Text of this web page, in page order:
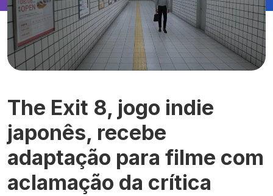
The Exit 8, jogo indie
japonês, recebe
adaptação para filme com
aclamação da crítica